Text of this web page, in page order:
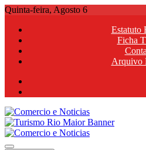
Skip
content
Quinta-feira, Agosto 6
Estatuto
Ficha
Arquivo
Comercio e Noticias
Notícias e Publicidade Online